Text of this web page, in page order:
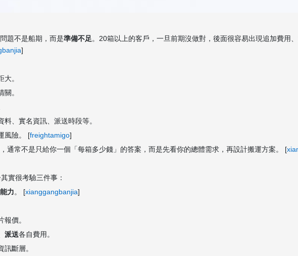
題不是船期，而是準備不足。20箱以上的客戶，一旦前期沒做對，後面很容易出現追加費用
]
大。
。
料、實名資訊、派送時段等。
風險。 [freightamigo]
通常不是只給你一個「每箱多少錢」的答案，而是先看你的總體需求，再設計搬運方案。 [
實很考驗三件事：
力。 [xianggangbanjia]
報價。
派送各自費用。
訊斷層。